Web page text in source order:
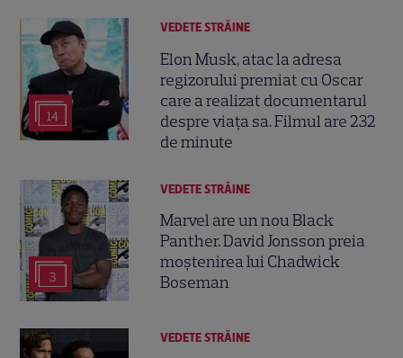
14
VEDETE STRĂINE
Elon Musk, atac la adresa
regizorului premiat cu Oscar
care a realizat documentarul
despre viața sa. Filmul are 232
de minute
3
VEDETE STRĂINE
Marvel are un nou Black
Panther. David Jonsson preia
moștenirea lui Chadwick
Boseman
VEDETE STRĂINE